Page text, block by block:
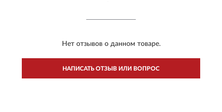
Нет отзывов о данном товаре.
НАПИСАТЬ ОТЗЫВ ИЛИ ВОПРОС